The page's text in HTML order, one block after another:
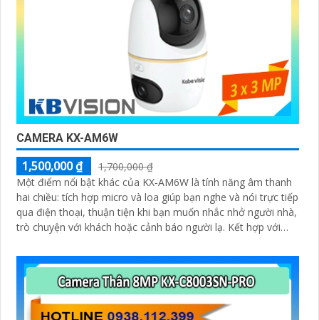
CAMERA KX-AM6W
1,500,000 ₫
1,700,000 ₫
Một điểm nổi bật khác của KX‑AM6W là tính năng âm thanh
hai chiều: tích hợp micro và loa giúp bạn nghe và nói trực tiếp
qua điện thoại, thuận tiện khi bạn muốn nhắc nhở người nhà,
trò chuyện với khách hoặc cảnh báo người lạ. Kết hợp với
sự là giải pháp giám sát thông minh, gọn nhẹ mà vô cùng
hiệu quả